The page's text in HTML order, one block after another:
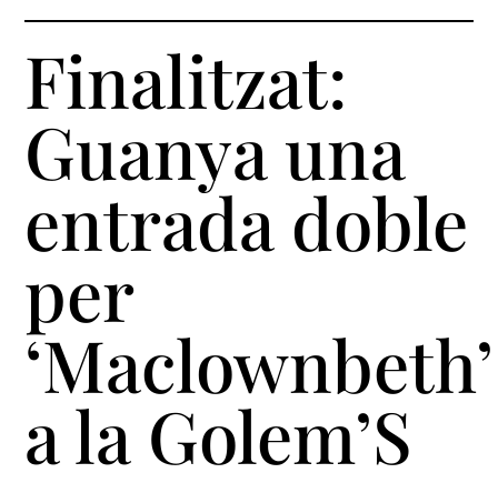
Finalitzat:
Guanya una
entrada doble
per
‘Maclownbeth’
a la Golem’S